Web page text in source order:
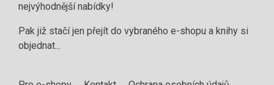
nejvýhodnější nabídky!
Pak již stačí jen přejít do vybraného e-shopu a knihy si
objednat...